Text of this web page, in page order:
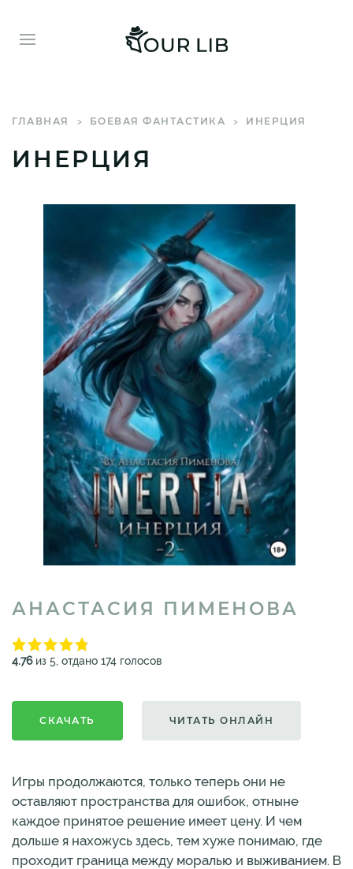
ГЛАВНАЯ БОЕВАЯ ФАНТАСТИКА ИНЕРЦИЯ
ИНЕРЦИЯ
АНАСТАСИЯ ПИМЕНОВА
4.76из 5, отдано 174 голосов
СКАЧАТЬ ЧИТАТЬ ОНЛАЙН
Игры продолжаются, только теперь они не
оставляют пространства для ошибок, отныне
каждое принятое решение имеет цену. И чем
дольше я нахожусь здесь, тем хуже понимаю, где
проходит граница между моралью и выживанием. В